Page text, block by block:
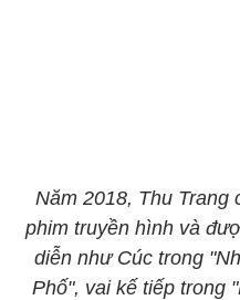
Năm 2018, Thu Trang
phim truyền hình và
diễn như Cúc trong
Phố", vai kế tiếp trong